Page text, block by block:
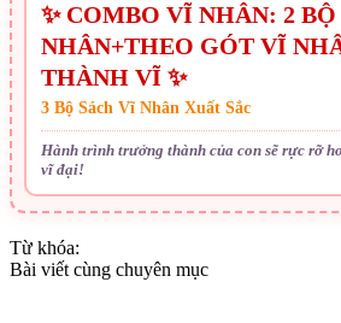
✨ COMBO VĨ NHÂN: 2
NHÂN+THEO GÓT VĨ
THÀNH VĨ ✨
3 Bộ Sách Vĩ Nhân Xuất Sắc
Hành trình trưởng thành của con sẽ rực rỡ
vĩ đại!
Từ khóa:
Bài viết cùng chuyên mục